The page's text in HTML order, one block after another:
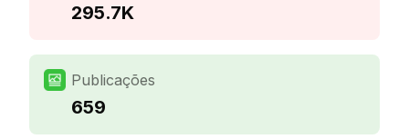
295.7K
Publicações
659